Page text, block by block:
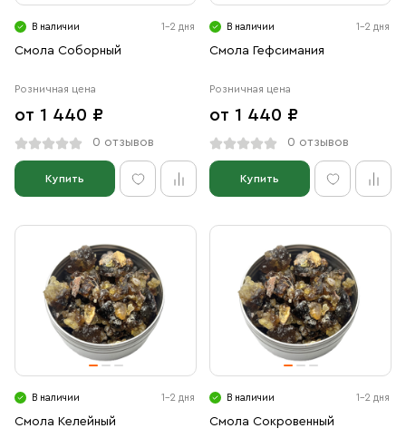
Свечи
Ювелирные изделия
В наличии 1-2 дня
Смола Соборный
Розничная цена
от 1 440 ₽
0 отзывов
Купить
В наличии 1-2 дня
Смола Гефсимания
Розничная цена
от 1 440 ₽
0 отзывов
Купить
В наличии 1-2 дня
Смола Келейный
В наличии 1-2 дня
Смола Сокровенный